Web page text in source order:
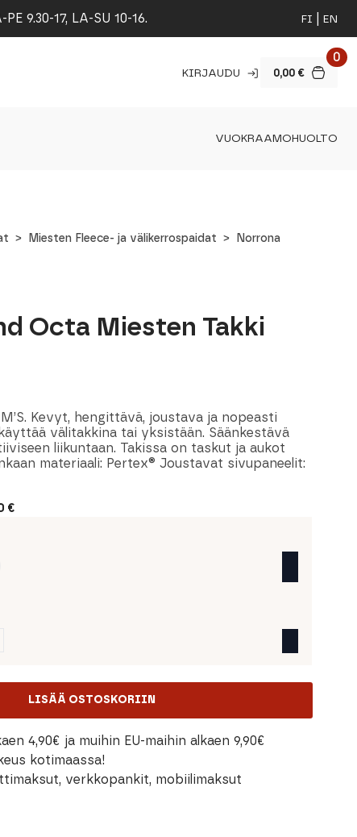
9.30-17, LA-SU 10-16. FI EN
KIRJAUDU 0,00 €
0
VUOKRAAMOHUOLTO
Miesten Fleece- ja välikerrospaidat
Norrona
Octa Miesten Takki
Kevyt, hengittävä, joustava ja nopeasti
välitakkina tai yksistään. Säänkestävä
liikuntaan. Takissa on taskut ja aukot
materiaali: Pertex® Joustavat sivupaneelit:
€
LISÄÄ OSTOSKORIIN
4,90€ ja muihin EU-maihin alkaen 9,90€
kotimaassa!
verkkopankit, mobiilimaksut